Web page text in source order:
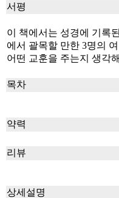
서평
이 책에서는 성경에 기록
에서 괄목할 만한 3명의
어떤 교훈을 주는지 생각
목차
약력
리뷰
상세설명